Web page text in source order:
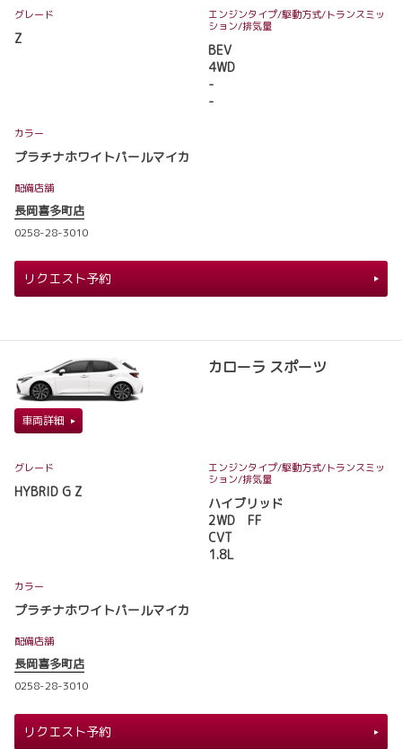
グレード
Z
エンジンタイプ/駆動方式/トランスミッ
ション/排気量
BEV
4WD
-
-
カラー
プラチナホワイトパールマイカ
配備店舗
長岡喜多町店
0258-28-3010
リクエスト予約
カローラ スポーツ
車両詳細
グレード
HYBRID G Z
エンジンタイプ/駆動方式/トランスミッ
ション/排気量
ハイブリッド
2WD FF
CVT
1.8L
カラー
プラチナホワイトパールマイカ
配備店舗
長岡喜多町店
0258-28-3010
リクエスト予約